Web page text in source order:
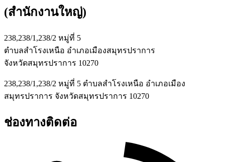
(สำนักงานใหญ่)
238,238/1,238/2 หมู่ที่ 5
ตำบลสำโรงเหนือ อำเภอเมืองสมุทรปราการ
จังหวัดสมุทรปราการ 10270
238,238/1,238/2 หมู่ที่ 5 ตำบลสำโรงเหนือ อำเภอเมือง
สมุทรปราการ จังหวัดสมุทรปราการ 10270
ช่องทางติดต่อ